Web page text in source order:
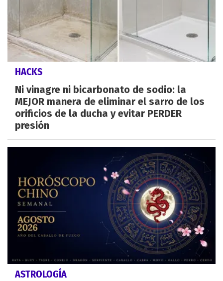
HACKS
Ni vinagre ni bicarbonato de sodio: la
MEJOR manera de eliminar el sarro de los
orificios de la ducha y evitar PERDER
presión
ASTROLOGÍA